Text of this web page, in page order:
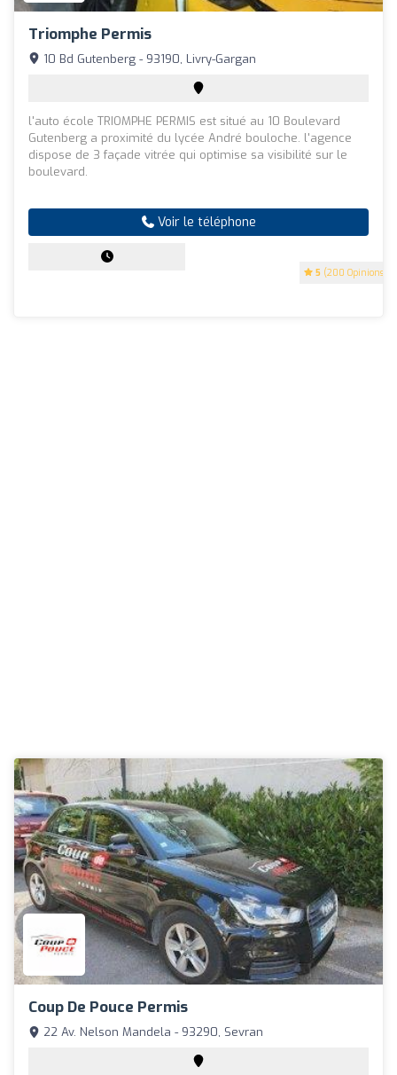
Triomphe Permis
5 (200 Opinions)
10 Bd Gutenberg - 93190, Livry-Gargan
l'auto école TRIOMPHE PERMIS est situé au 10 Boulevard
Gutenberg a proximité du lycée André bouloche. l'agence
dispose de 3 façade vitrée qui optimise sa visibilité sur le
boulevard.
Voir le téléphone
Coup De Pouce Permis
22 Av. Nelson Mandela - 93290, Sevran